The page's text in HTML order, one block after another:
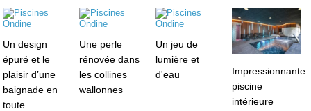
Un design
épuré et le
plaisir d’une
baignade en
toute
Une perle
rénovée dans
les collines
wallonnes
Un jeu de
lumière et
d'eau
Impressionnante
piscine
intérieure